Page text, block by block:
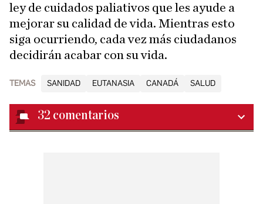
ley de cuidados paliativos que les ayude a
mejorar su calidad de vida. Mientras esto
siga ocurriendo, cada vez más ciudadanos
decidirán acabar con su vida.
TEMAS SANIDAD EUTANASIA CANADÁ SALUD
32 comentarios